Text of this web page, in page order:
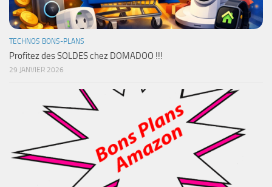
TECHNOS BONS-PLANS
Profitez des SOLDES chez DOMADOO !!!
29 JANVIER 2026